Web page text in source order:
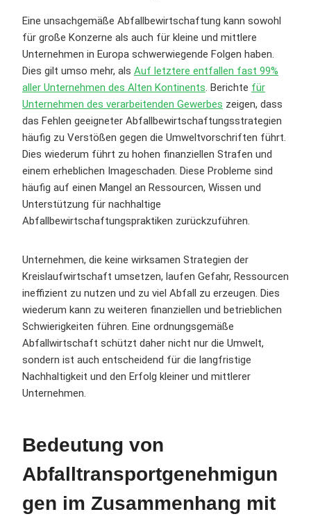
Eine unsachgemäße Abfallbewirtschaftung kann sowohl
für große Konzerne als auch für kleine und mittlere
Unternehmen in Europa schwerwiegende Folgen haben.
Dies gilt umso mehr, als Auf letztere entfallen fast 99%
aller Unternehmen des Alten Kontinents. Berichte für
Unternehmen des verarbeitenden Gewerbes zeigen, dass
das Fehlen geeigneter Abfallbewirtschaftungsstrategien
häufig zu Verstößen gegen die Umweltvorschriften führt.
Dies wiederum führt zu hohen finanziellen Strafen und
einem erheblichen Imageschaden. Diese Probleme sind
häufig auf einen Mangel an Ressourcen, Wissen und
Unterstützung für nachhaltige
Abfallbewirtschaftungspraktiken zurückzuführen.
Unternehmen, die keine wirksamen Strategien der
Kreislaufwirtschaft umsetzen, laufen Gefahr, Ressourcen
ineffizient zu nutzen und zu viel Abfall zu erzeugen. Dies
wiederum kann zu weiteren finanziellen und betrieblichen
Schwierigkeiten führen. Eine ordnungsgemäße
Abfallwirtschaft schützt daher nicht nur die Umwelt,
sondern ist auch entscheidend für die langfristige
Nachhaltigkeit und den Erfolg kleiner und mittlerer
Unternehmen.
Bedeutung von
Abfalltransportgenehmigun
gen im Zusammenhang mit